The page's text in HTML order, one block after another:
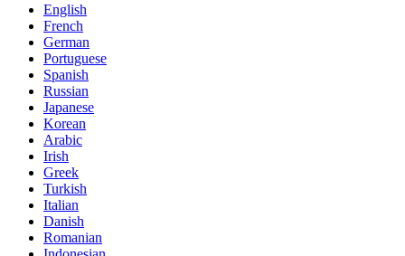
English
French
German
Portuguese
Spanish
Russian
Japanese
Korean
Arabic
Irish
Greek
Turkish
Italian
Danish
Romanian